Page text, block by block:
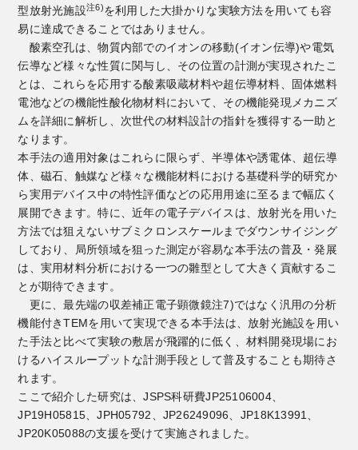
型放射光施設注6)を利用した大掛かりな実験方法を用いても容
易に達成できることではありません。
酸素空孔は、物質内部でのイオンの移動(イオン伝導)や電気
伝導など様々な性質に関与し、その位置の計測が実現されたこ
とは、これらを応用する酸素吸蔵材料や超伝導材料、固体燃料
電池などの機能性酸化物材料において、その機能発現メカニズ
ムを詳細に解析し、次世代の材料設計の指針を獲得する一助と
なります。
本手法の適用対象はこれらに限らず、半導体や誘電体、超伝導
体、磁石、触媒など様々な機能材料における基礎科学的研究か
ら実用デバイス中の特性評価などの応用用途に至るまで幅広く
展開できます。特に、近年の電子デバイスは、放射光を用いた
方法では狙えないサブミクロンスケールまでダウンサイジング
しており、局所領域を狙った測定が容易な本手法の普及・発展
は、実用材料分析における一つの雛型として大きく貢献するこ
とが期待できます。
更に、最先端の収差補正電子顕微鏡注7)ではなく汎用の分析
機能付きTEMを用いて実現できる本手法は、放射光施設を用い
た手法と比べて実験の敷居が飛躍的に低く、材料開発現場にお
けるハイスループットな計測手段として普及することも期待さ
れます。
ここで紹介した研究は、JSPS科研費JP25106004、
JP19H05815、JPH05792、JP26249096、JP18K13991、
JP20K05088の支援を受けて実施されました。